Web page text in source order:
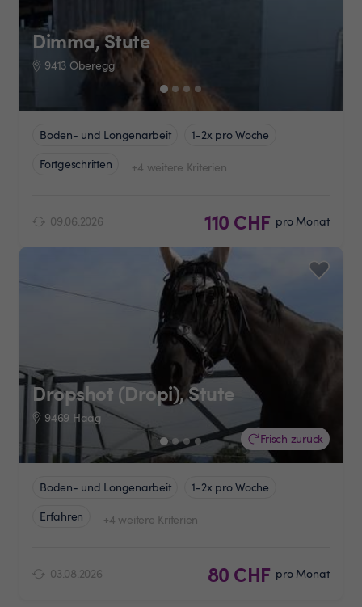
Dimma, Stute
9413 Oberegg
Boden- und Longenarbeit
1-2x pro Woche
Fortgeschritten
+4 weitere Kriterien
09.06.2026 110 CHF pro Monat
Frisch zurück
Dropshot (Dropi), Stute
9469 Haag
Boden- und Longenarbeit
1-2x pro Woche
Erfahren
+4 weitere Kriterien
03.08.2026 80 CHF pro Monat